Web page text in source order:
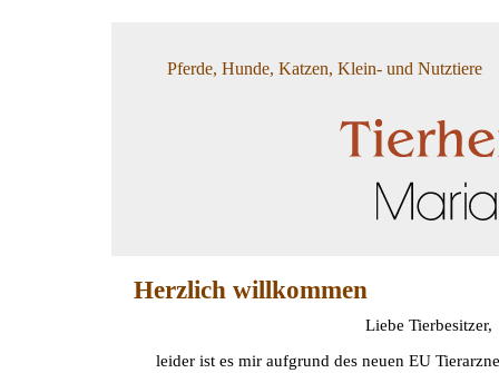
Pferde, Hunde, Katzen, Klein- und Nutztiere
Herzlich willkommen
Liebe Tierbesitzer,
leider ist es mir aufgrund des neuen EU